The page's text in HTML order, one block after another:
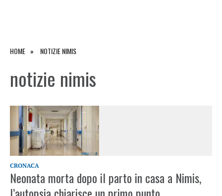
HOME NOTIZIE NIMIS
notizie nimis
CRONACA
Neonata morta dopo il parto in casa a Nimis,